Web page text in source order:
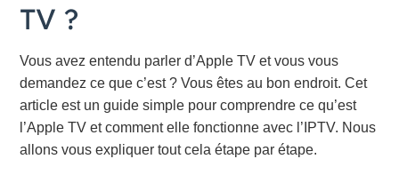
TV ?
Vous avez entendu parler d’Apple TV et vous vous
demandez ce que c’est ? Vous êtes au bon endroit. Cet
article est un guide simple pour comprendre ce qu’est
l’Apple TV et comment elle fonctionne avec l’IPTV. Nous
allons vous expliquer tout cela étape par étape.